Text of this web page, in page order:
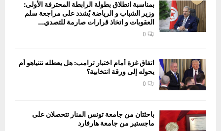
بمناسبة انطلاق بطولة الرابطة المحترفة الأولى:
وزير الشباب و الرياضة يُشدد على مراجعة سلم
العقوبات و اتخاذ قرارات صارمة للتصدي...
0
اتفاق غزة أمام اختبار ترامب: هل يعطله نتنياهو أم
يحوله إلى ورقة انتخابية؟
0
باحثتان من جامعة تونس المنار تتحصلان على
ماجستير من جامعة هارفارد